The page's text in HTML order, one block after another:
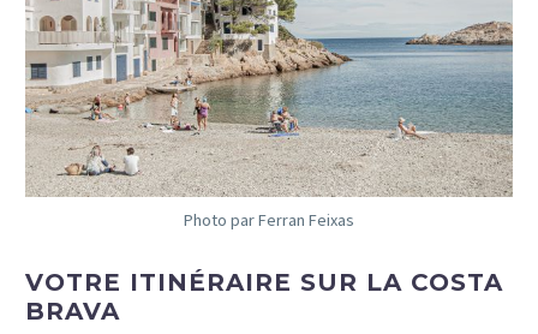
Photo par Ferran Feixas
VOTRE ITINÉRAIRE SUR LA COSTA
BRAVA